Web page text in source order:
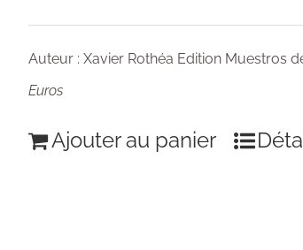
Auteur : Xavier Rothéa Edition Muestros
Euros
Ajouter au panier